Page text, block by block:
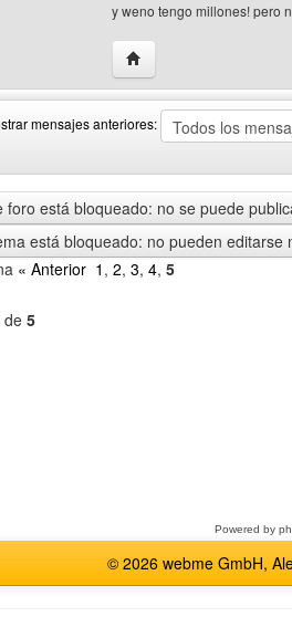
y weno tengo millones! pero
Visitar sitio web del
mensajes anteriores:
foro está bloqueado: no se puede
está bloqueado: no pueden editarse
« Anterior 1 , 2, 3, 4, 5
de 5
Powered by
© 2026 webme GmbH,